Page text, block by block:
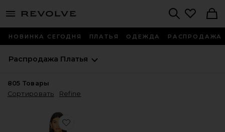
menu - shows more content
НОВИНКА СЕГОДНЯ ПЛАТЬЯ ОДЕЖДА РАСПРОДАЖА
Распродажа Платья
805 Товары
Сортировать
Refine
Favorite ВЕЧЕРНЕЕ ПЛАТЬЕ HAZEL